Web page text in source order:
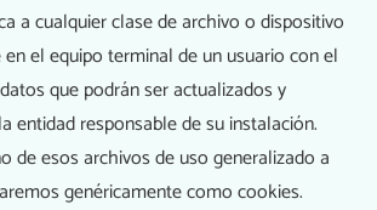
a cualquier clase de archivo o dispositivo
el equipo terminal de un usuario con el
que podrán ser actualizados y
entidad responsable de su instalación.
de esos archivos de uso generalizado a
genéricamente como cookies.